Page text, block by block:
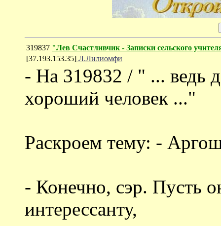
319837 "Лев Счастливчик - Записки сельского
[37.193.153.35] Л.Лилиомфи
- На 319832 / " ... ведь
хороший человек ..."
Раскроем тему: -
- Конечно, сэр. Пусть
интерессанту,